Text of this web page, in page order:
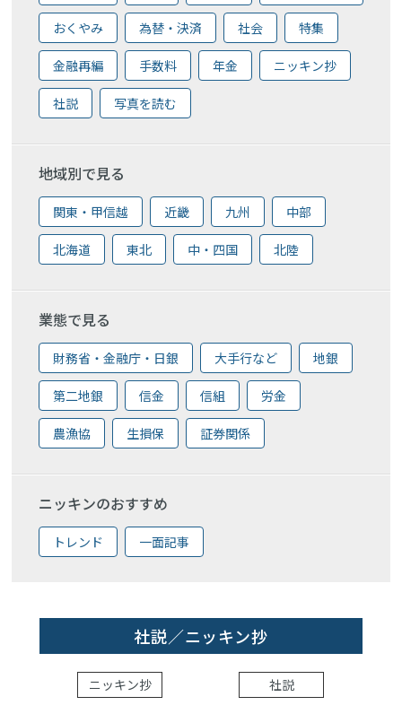
おくやみ 為替・決済 社会 特集
金融再編 手数料 年金 ニッキン抄
社説 写真を読む
地域別で見る
関東・甲信越 近畿 九州 中部
北海道 東北 中・四国 北陸
業態で見る
財務省・金融庁・日銀 大手行など 地銀
第二地銀 信金 信組 労金
農漁協 生損保 証券関係
ニッキンのおすすめ
トレンド 一面記事
社説／ニッキン抄
ニッキン抄 社説